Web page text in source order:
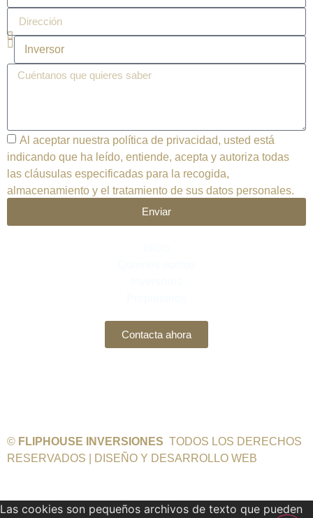
Al aceptar nuestra política de privacidad, usted está
indicando que ha leído, entiende, acepta y autoriza todas
las cláusulas especificadas para la recogida,
almacenamiento y el tratamiento de sus datos personales.
Enviar
Contacta ahora
© FLIPHOUSE INVERSIONES TODOS LOS DERECHOS
RESERVADOS
| DISEÑO Y DESARROLLO WEB
Las cookies son pequeños archivos de texto que pueden